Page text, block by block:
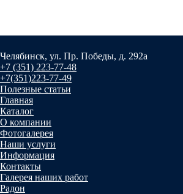
Челябинск, ул. Пр. Победы, д. 292а
+7 (351) 223-77-48
+7(351)223-77-49
Полезные статьи
Главная
Каталог
О компании
Фотогалерея
Наши услуги
Информация
Контакты
Галерея наших работ
Радон